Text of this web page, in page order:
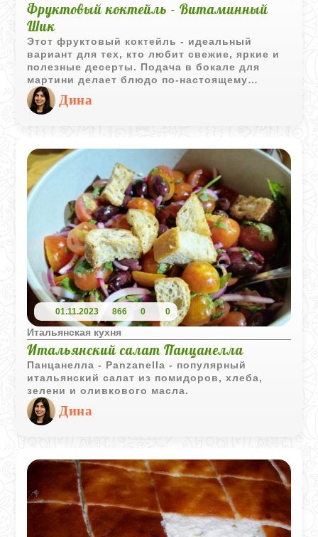
Фруктовый коктейль - Витаминный
Шик
Этот фруктовый коктейль - идеальный
вариант для тех, кто любит свежие, яркие и
полезные десерты. Подача в бокале для
мартини делает блюдо по‑настоящему
праздничным, а сочетание хрустящего
яблока, сочных дынь, сладкой клубники и
рубиновых зёрен граната превращает его в
маленькое произведение искусства. Такой
ужина, фуршета, романтического вечера или
летней вечеринки.
Дина
01.11.2023 866 0 0
Итальянская кухня
Итальянский салат Панцанелла
Панцанелла - Panzanella - популярный
итальянский салат из помидоров, хлеба,
зелени и оливкового масла.
Дина